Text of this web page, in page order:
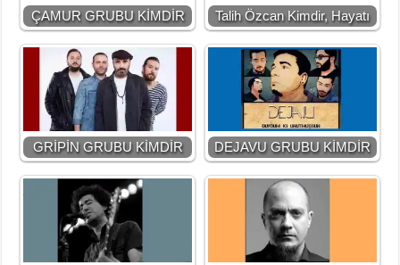
ÇAMUR GRUBU KİMDİR Talih Özcan Kimdir, Hayatı
GRİPİN GRUBU KİMDİR DEJAVU GRUBU KİMDİR